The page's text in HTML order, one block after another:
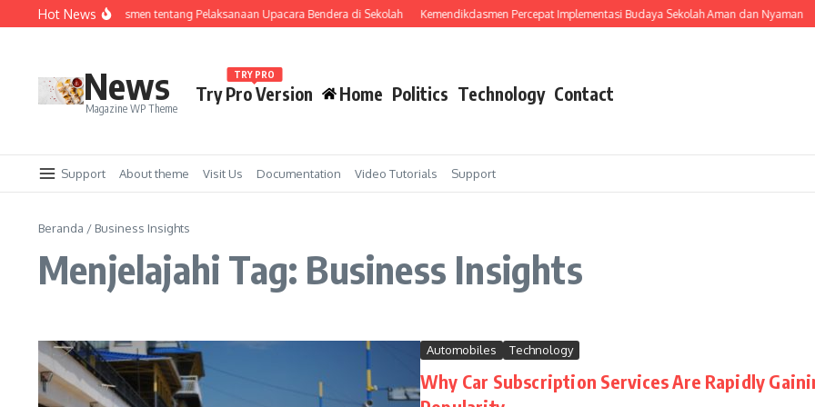
Lewati ke konten
Hot News
Edaran Mendikdasmen tentang Pelaksanaan Upacara Bendera di Sekolah Kemendikdasmen Percepat Implementasi Budaya Sekolah Aman dan Nyaman
News
Magazine WP Theme
Try Pro Version
TRY PRO
Home Politics Technology Contact
Support About theme Visit Us Documentation Video Tutorials Support
Beranda / Business Insights
Menjelajahi Tag: Business Insights
Automobiles Technology
Why Car Subscription Services Are Rapidly